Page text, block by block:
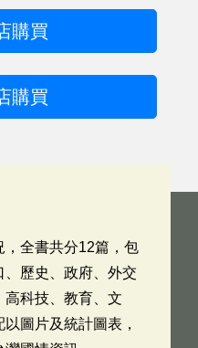
購買
購買
，全書共分12篇，包
歷史、政府、外交
高科技、教育、文
圖片及統計圖表，